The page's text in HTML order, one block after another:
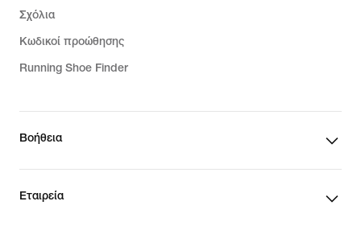
Σχόλια
Κωδικοί προώθησης
Running Shoe Finder
Βοήθεια
Εταιρεία